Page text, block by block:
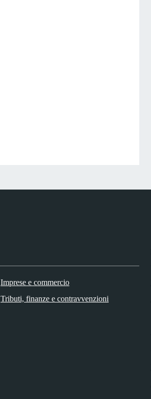
Imprese e commercio
Tributi, finanze e contravvenzioni